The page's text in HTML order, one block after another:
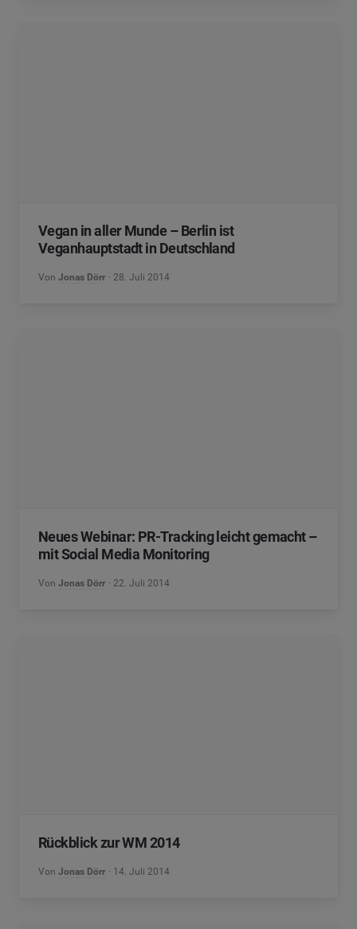
Vegan in aller Munde – Berlin ist
Veganhauptstadt in Deutschland
Von Jonas Dörr 28. Juli 2014
Neues Webinar: PR-Tracking leicht gemacht –
mit Social Media Monitoring
Von Jonas Dörr 22. Juli 2014
Rückblick zur WM 2014
Von Jonas Dörr 14. Juli 2014